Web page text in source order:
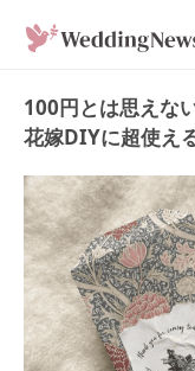
100円とは思えな
花嫁DIYに超使え